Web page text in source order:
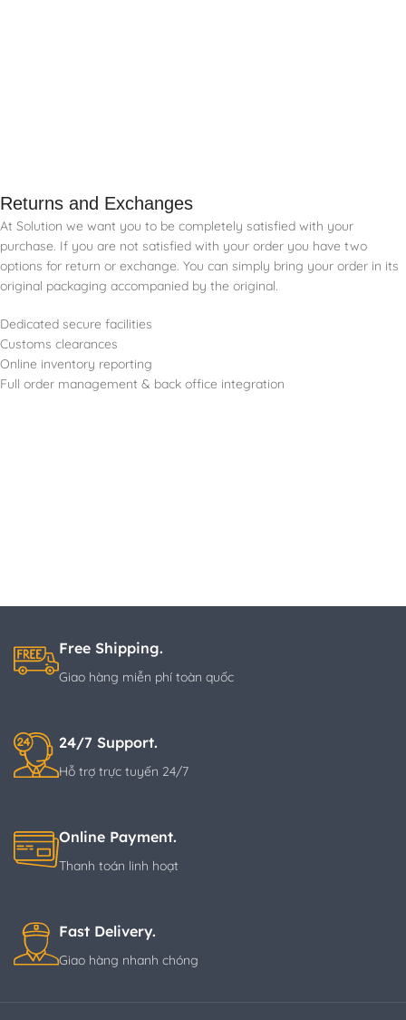
Returns and Exchanges
At Solution we want you to be completely satisfied with your
purchase. If you are not satisfied with your order you have two
options for return or exchange. You can simply bring your order in its
original packaging accompanied by the original.
Dedicated secure facilities
Customs clearances
Online inventory reporting
Full order management & back office integration
Free Shipping.
Giao hàng miễn phí toàn quốc
24/7 Support.
Hỗ trợ trực tuyến 24/7
Online Payment.
Thanh toán linh hoạt
Fast Delivery.
Giao hàng nhanh chóng